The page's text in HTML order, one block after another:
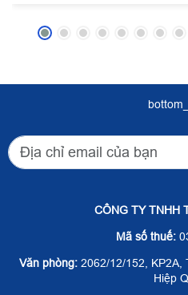
CÔNG TY TNHH
Mã số thuế:
Văn phòng: 2062/12/152, KP2A,
Hiệp